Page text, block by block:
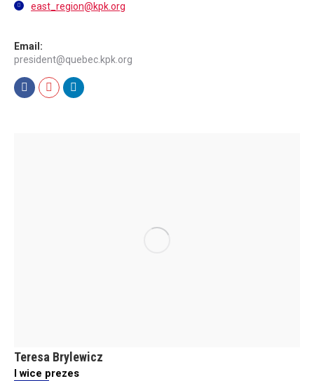
east_region@kpk.org
Email:
president@quebec.kpk.org
Facebook
Mail Linkedin
Teresa Brylewicz
I wice prezes